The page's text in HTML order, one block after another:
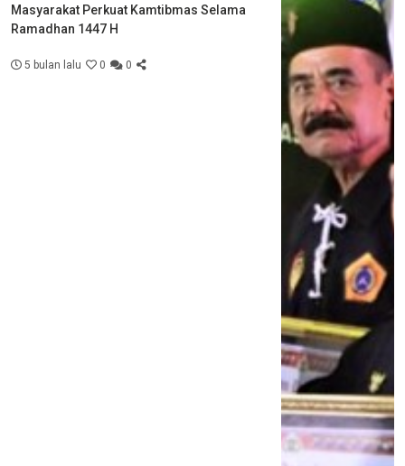
Masyarakat Perkuat Kamtibmas Selama
Ramadhan 1447 H
5 bulan lalu 0 0